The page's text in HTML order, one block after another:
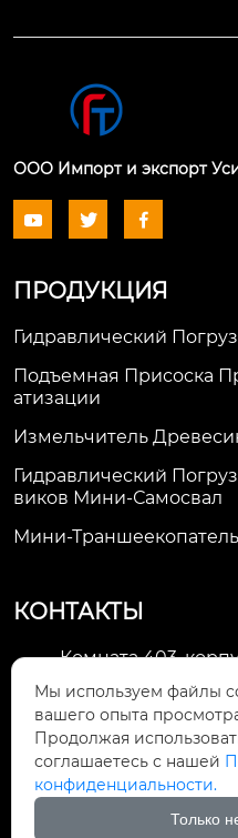
ООО Импорт и экспорт
  
ПРОДУКЦИЯ
Гидравлический
Подъемная Присоска
Атизации
Измельчитель
Гидравлический
Виков Мини-Самосвал
Мини-
КОНТАКТЫ
Комната 403,
Зона
город Уси
li@futaogroup.com

Мы используем файлы
вашего опыта
Продолжая
соглашаетесь с нашей
конфиденциальности.
Только